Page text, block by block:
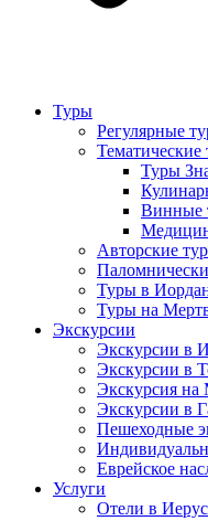
Туры
Регулярные
Тематические
Туры
Винные
Авторские
Туры в
Туры на
Экскурсии
Экскурсии в
Экскурсии в
Экскурсия на
Экскурсии в
Пешеходные
Еврейское
Услуги
Отели в